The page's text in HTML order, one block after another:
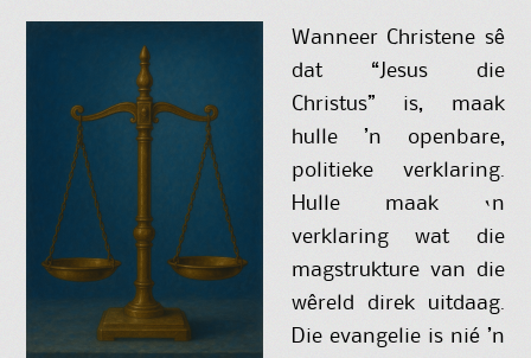
Wanneer Christene sê
dat “Jesus die
Christus” is, maak
hulle ’n openbare,
politieke verklaring.
Hulle maak ‘n
verklaring wat die
magstrukture van die
wêreld direk uitdaag.
Die evangelie is nié ’n